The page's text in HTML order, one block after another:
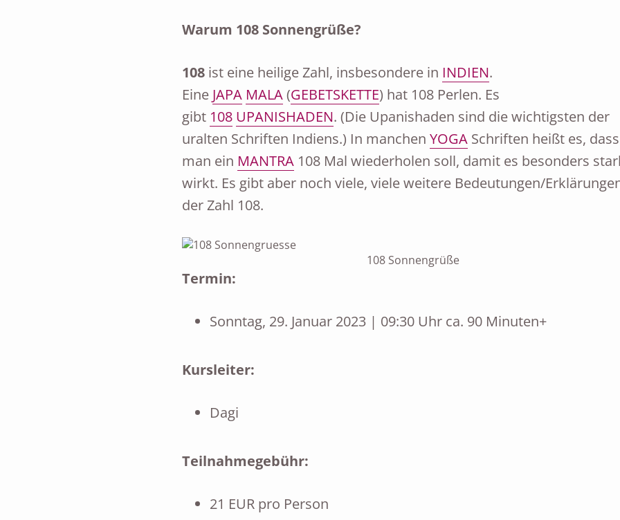
Warum 108 Sonnengrüße?
108ist eine heilige Zahl, insbesondere in INDIEN.
Eine JAPA MALA(GEBETSKETTE) hat 108 Perlen. Es
gibt 108 UPANISHADEN. (Die Upanishaden sind die wichtigsten der
uralten Schriften Indiens.) In manchen YOGASchriften heißt es, dass
man ein MANTRA108 Mal wiederholen soll, damit es besonders
wirkt. Es gibt aber noch viele, viele weitere Bedeutungen/
der Zahl 108.
108 Sonnengrüße
Termin:
Sonntag, 29. Januar 2023 | 09:30 Uhr ca. 90 Minuten+
Kursleiter:
Dagi
Teilnahmegebühr:
21 EUR pro Person